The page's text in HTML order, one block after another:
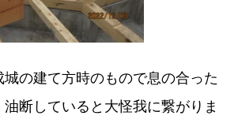
の建て方時のもので息の合った
断していると大怪我に繋がりま